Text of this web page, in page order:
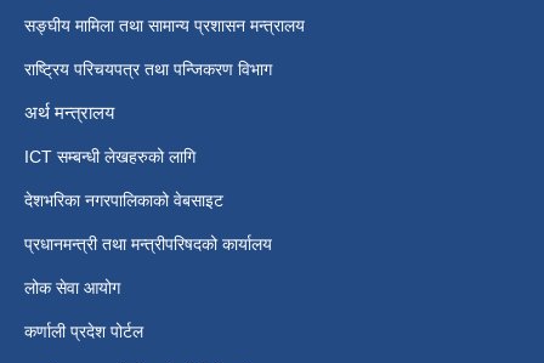
सङ्घीय मामिला तथा सामान्य प्रशासन मन्त्रालय
राष्ट्रिय परिचयपत्र तथा पन्जिकरण विभाग
अर्थ मन्त्रालय
ICT सम्बन्धी लेखहरुको लागि
देशभरिका नगरपालिकाको वेबसाइट
प्रधानमन्त्री तथा मन्त्रीपरिषदको कार्यालय
लोक सेवा आयोग
कर्णाली प्रदेश पोर्टल